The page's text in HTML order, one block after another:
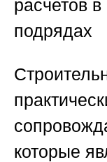
расчетов
подрядах
которые